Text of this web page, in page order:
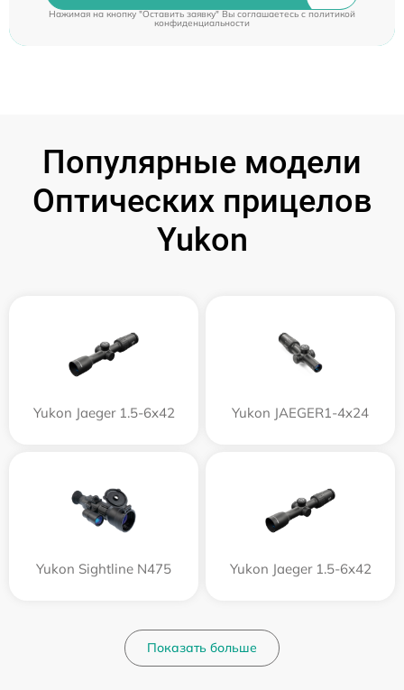
Нажимая на кнопку "Оставить заявку" Вы соглашаетесь cполитикой
конфиденциальности
Популярные модели
Оптических прицелов
Yukon
Yukon Jaeger 1.5-6x42 Yukon JAEGER1-4x24
Yukon Sightline N475 Yukon Jaeger 1.5-6x42
Показать больше